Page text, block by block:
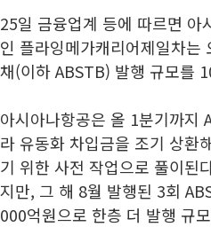
25일 금융업계 등에 따르면 아
인 플라잉메가캐리어제일차
채(이하 ABSTB) 발행 규모를
아시아나항공은 올 1분기까지
라 유동화 차입금을 조기 상환
기 위한 사전 작업으로 풀이된
지만, 그 해 8월 발행된 3회
000억원으로 한층 더 발행 규